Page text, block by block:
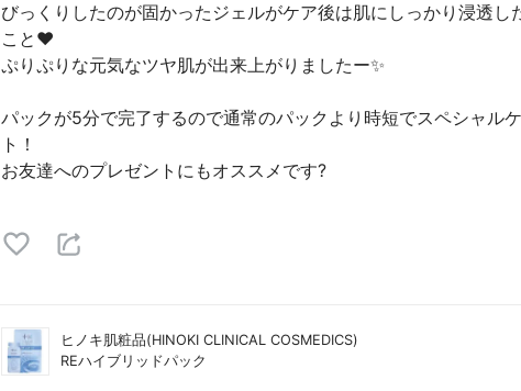
びっくりしたのが固かったジェルがケア後は肌にしっかり浸透し
こと❤️
ぷりぷりな元気なツヤ肌が出来上がりましたー✨
パックが5分で完了するので通常のパックより時短でスペシャル
ト！
お友達へのプレゼントにもオススメです?
ヒノキ肌粧品(HINOKI CLINICAL COSMEDICS)
REハイブリッドパック